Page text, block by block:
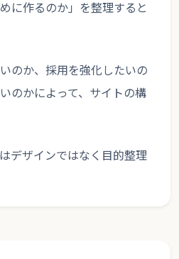
に作るのか」を整理すると
のか、採用を強化したいの
のかによって、サイトの構
デザインではなく目的整理